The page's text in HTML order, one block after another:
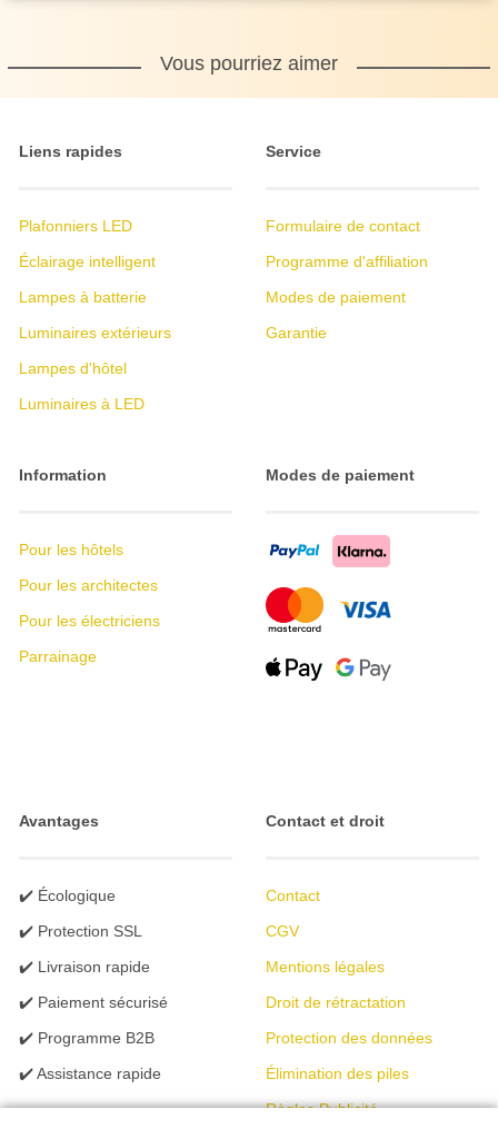
Vous pourriez aimer
Liens rapides
Plafonniers LED
Éclairage intelligent
Lampes à batterie
Luminaires extérieurs
Lampes d'hôtel
Luminaires à LED
Service
Formulaire de contact
Programme d'affiliation
Modes de paiement
Garantie
Information
Pour les hôtels
Pour les architectes
Pour les électriciens
Parrainage
Modes de paiement
Avantages
✔️ Écologique
✔️ Protection SSL
✔️ Livraison rapide
✔️ Paiement sécurisé
✔️ Programme B2B
✔️ Assistance rapide
Contact et droit
Contact
CGV
Mentions légales
Droit de rétractation
Protection des données
Élimination des piles
Règles Publicité